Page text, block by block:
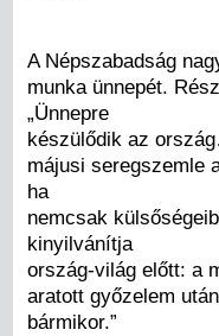
A Népszabadság
munka ünnepét.
„Ünnepre
készülődik az
májusi seregszemle
ha
nemcsak
kinyilvánítja
ország-világ előtt: a
aratott győzelem
bármikor.”